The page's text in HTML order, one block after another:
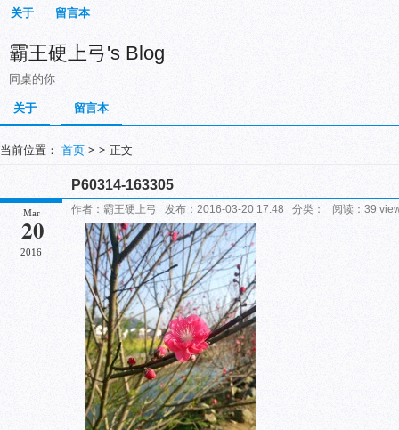
关于 留言本
霸王硬上弓's Blog
同桌的你
关于 留言本
当前位置： 首页 > > 正文
P60314-163305
Mar
20
2016
作者：霸王硬上弓 发布：2016-03-20 17:48 分类： 阅读：39